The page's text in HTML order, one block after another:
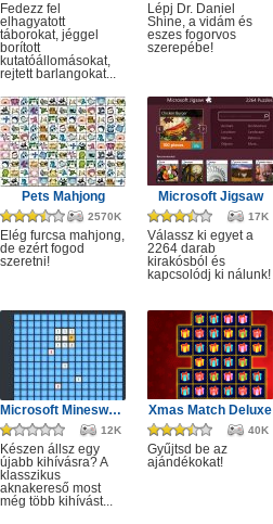
Fedezz fel
elhagyatott
táborokat, jéggel
borított
kutatóállomásokat,
rejtett barlangokat...
Lépj Dr. Daniel
Shine, a vidám és
eszes fogorvos
szerepébe!
Pets Mahjong
2570K
Elég furcsa mahjong,
de ezért fogod
szeretni!
Microsoft Jigsaw
17K
Válassz ki egyet a
2264 darab
kirakósból és
kapcsolódj ki nálunk!
Microsoft Minesweeper
12K
Készen állsz egy
újabb kihívásra? A
klasszikus
aknakereső most
még több kihívást...
Xmas Match Deluxe
40K
Gyűjtsd be az
ajándékokat!